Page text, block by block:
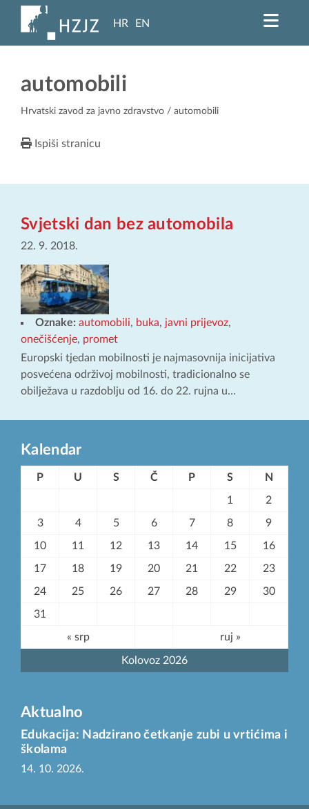
HR EN
automobili
Hrvatski zavod za javno zdravstvo / automobili
Ispiši stranicu
Svjetski dan bez automobila
22. 9. 2018.
Oznake: automobili, buka, javni prijevoz,
onečišćenje, promet
Europski tjedan mobilnosti je najmasovnija inicijativa
posvećena održivoj mobilnosti, tradicionalno se
obilježava u razdoblju od 16. do 22. rujna u…
Kalendar
Kolovoz 2026
P U S Č P S N
1 2
3 4 5 6 7 8 9
10 11 12 13 14 15 16
17 18 19 20 21 22 23
24 25 26 27 28 29 30
31
« srp ruj »
Aktualno
Edukacija: Nadzirano četkanje zubi u vrtićima i
školama
14. 10. 2026.